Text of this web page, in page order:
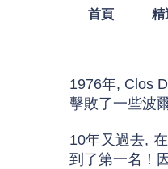
首頁 精
1976年, Clos
擊敗了一些波
10年又過去,
到了第一名！